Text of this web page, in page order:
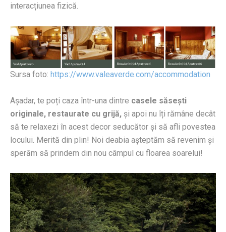
interacțiunea fizică.
Sursa foto: https://www.valeaverde.com/accommodation
Așadar, te poți caza într-una dintre casele săsești
originale, restaurate cu grijă, și apoi nu îți rămâne decât
să te relaxezi în acest decor seducător și să afli povestea
locului. Merită din plin! Noi deabia așteptăm să revenim și
sperăm să prindem din nou câmpul cu floarea soarelui!